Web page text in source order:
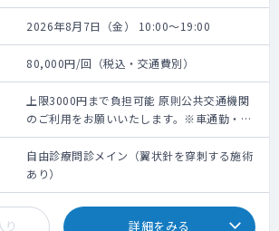
2026年8月7日（金） 10:00～19:00
80,000円/回（税込・交通費別）
上限3000円まで負担可能 原則公共交通機関
のご利用をお願いいたします。※車通勤・タ
クシー利用要相談
自由診療問診メイン（翼状針を穿刺する施術
あり）
り 詳細をみる